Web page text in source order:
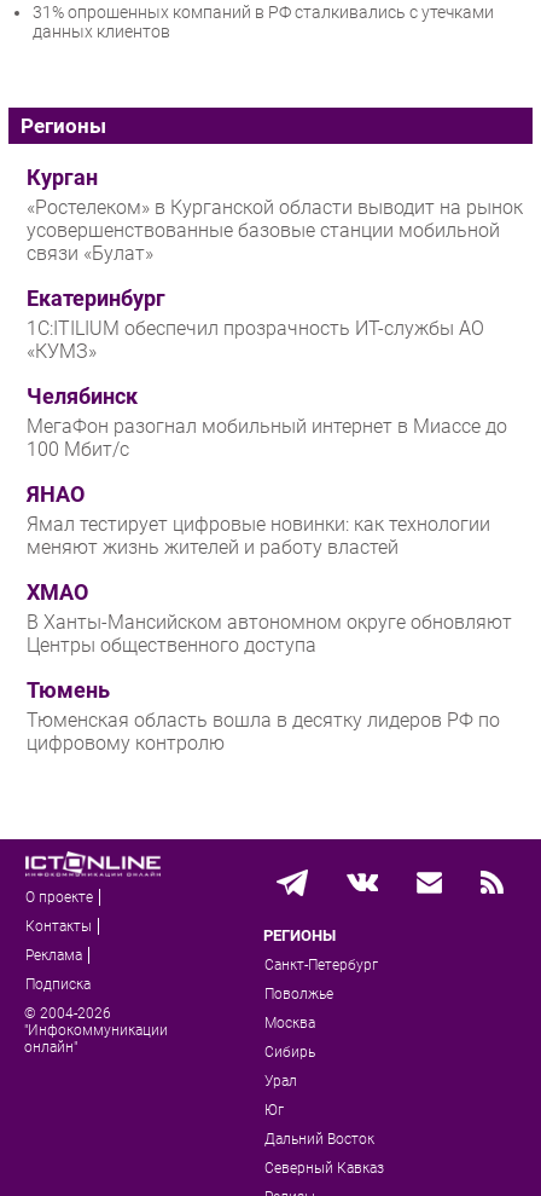
31% опрошенных компаний в РФ сталкивались с утечками
данных клиентов
Регионы
Курган
«Ростелеком» в Курганской области выводит на рынок
усовершенствованные базовые станции мобильной
связи «Булат»
Екатеринбург
1С:ITILIUM обеспечил прозрачность ИТ-службы АО
«КУМЗ»
Челябинск
МегаФон разогнал мобильный интернет в Миассе до
100 Мбит/с
ЯНАО
Ямал тестирует цифровые новинки: как технологии
меняют жизнь жителей и работу властей
ХМАО
В Ханты-Мансийском автономном округе обновляют
Центры общественного доступа
Тюмень
Тюменская область вошла в десятку лидеров РФ по
цифровому контролю
О проекте
Контакты
Реклама
Подписка
© 2004-2026
"Инфокоммуникации
онлайн"
РЕГИОНЫ
Санкт-Петербург
Поволжье
Москва
Сибирь
Урал
Юг
Дальний Восток
Северный Кавказ